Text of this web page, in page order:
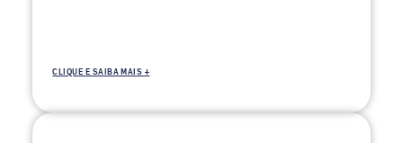
CLIQUE E SAIBA MAIS +